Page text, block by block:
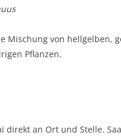
Mischung von hellgelben,
Pflanzen.
direkt an Ort und Stelle.